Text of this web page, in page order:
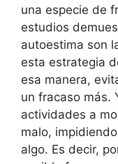
una especie de
estudios
autoestima son
esta estrategia
esa manera,
un fracaso más.
actividades a
malo,
algo. Es decir,